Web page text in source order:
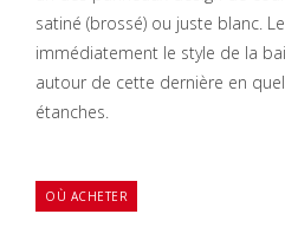
satiné (brossé) ou juste blanc.
immédiatement le style de la
autour de cette dernière en
étanches.
OÙ ACHETER